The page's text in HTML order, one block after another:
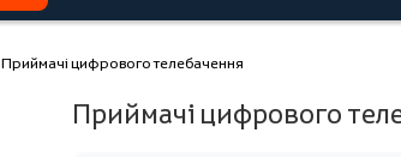
Приймачі цифрового телебачення
Приймачі цифрового